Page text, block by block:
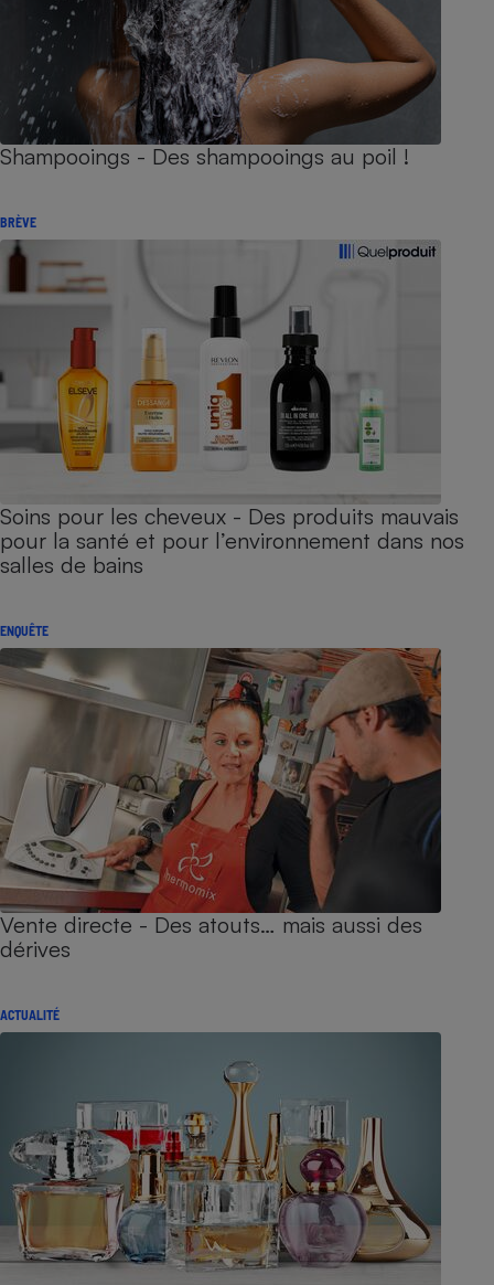
Shampooings - Des shampooings au poil !
BRÈVE
Soins pour les cheveux - Des produits mauvais
pour la santé et pour l’environnement dans nos
salles de bains
ENQUÊTE
Vente directe - Des atouts… mais aussi des
dérives
ACTUALITÉ